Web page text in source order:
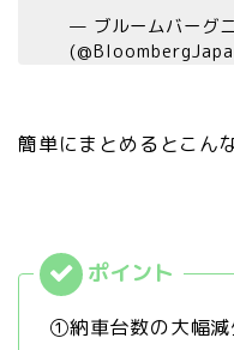
— ブルームバーグ
簡単にまとめるとこん
①納車台数の大幅減